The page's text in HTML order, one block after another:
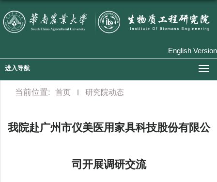
English Version
进入导航
当前位置: 首页 研究院动态
我院赴广州市仪美医用家具科技股份有限公
司开展调研交流